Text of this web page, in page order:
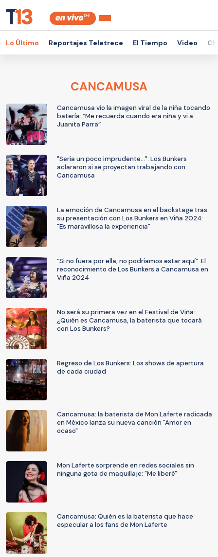
Lo Último Reportajes Teletrece El Tiempo Video
CANCAMUSA
Cancamusa vio la imagen viral de la niña tocando
batería: “Me recuerda cuando era niña y vi a
Juanita Parra”
"Sería un poco imprudente...": Los Bunkers
aclararon si se proyectan trabajando con
Cancamusa
La emoción de Cancamusa en el backstage tras
su presentación con Los Bunkers en Viña 2024:
"Es maravillosa la experiencia"
“Si no fuera por ella, no podríamos estar aquí”: El
reconocimiento de Los Bunkers a Cancamusa en
Viña 2024
No será su primera vez en el Festival de Viña:
¿Quién es Cancamusa, la baterista que tocará
con Los Bunkers?
Regreso de Los Bunkers: Los shows de apertura
de cada ciudad
Cancamusa: la baterista de Mon Laferte radicada
en México lanza su nueva canción "Amor en
ocaso"
Mon Laferte sorprende en redes sociales sin
ninguna gota de maquillaje: "Me liberé"
Cancamusa: Quién es la baterista que hace
especular a los fans de Mon Laferte